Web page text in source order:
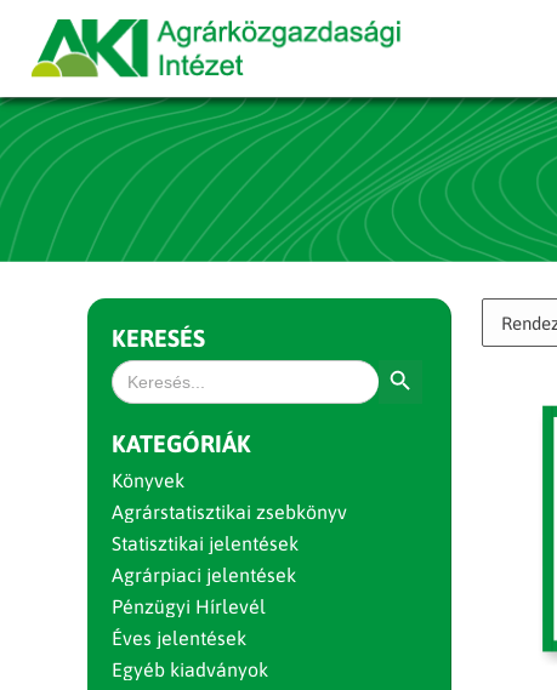
KERESÉS
Search
for:
KATEGÓRIÁK
Könyvek
Agrárstatisztikai zsebkönyv
Statisztikai jelentések
Agrárpiaci jelentések
Pénzügyi Hírlevél
Éves jelentések
Egyéb kiadványok